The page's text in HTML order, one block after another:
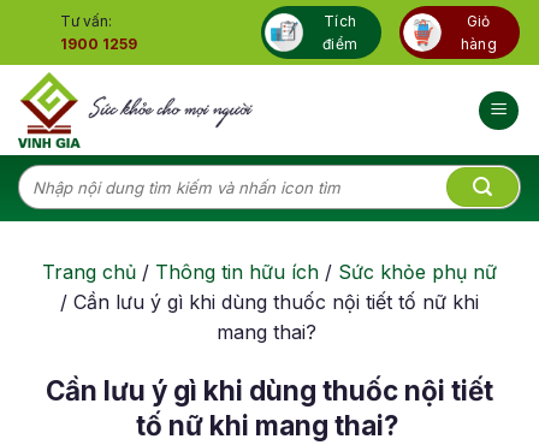
content
Tư vấn:
1900 1259
Tích
điểm
Giỏ
hàng
Tìm
kiếm:
Trang chủ / Thông tin hữu ích / Sức khỏe phụ nữ
/ Cần lưu ý gì khi dùng thuốc nội tiết tố nữ khi
mang thai?
Cần lưu ý gì khi dùng thuốc nội tiết
tố nữ khi mang thai?